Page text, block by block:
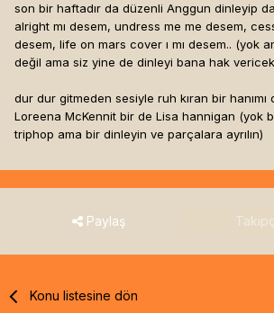
son bir haftadır da düzenli Anggun dinleyip
alright mı desem, undress me me desem,
desem, life on mars cover ı mı desem.. (yok
değil ama siz yine de dinleyi bana hak
dur dur gitmeden sesiyle ruh kıran bir hanımı
Loreena McKennit bir de Lisa hannigan (yok
triphop ama bir dinleyin ve parçalara ayrılın)
Paylaş
Konu listesine dön